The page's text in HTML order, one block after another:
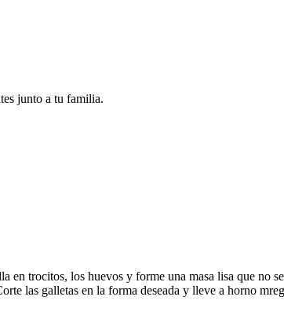
junto a tu familia.
trocitos, los huevos y forme una masa lisa que no
las galletas en la forma deseada y lleve a horno